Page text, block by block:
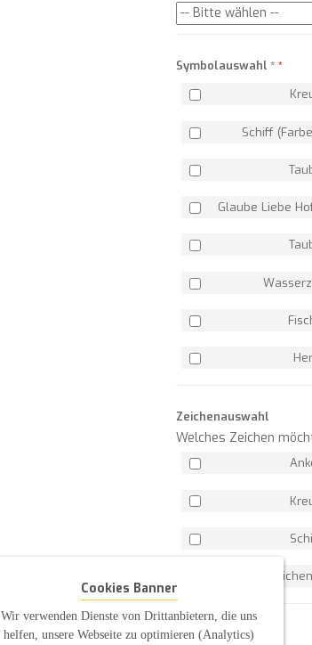
Symbolauswahl *
Schiff
Glaube Liebe
Zeichenauswahl
Welches Zeichen
Angabe 1:
Cookies Banner
Wir verwenden Dienste von Drittanbietern, die uns
helfen, unsere Webseite zu optimieren (Analytics)